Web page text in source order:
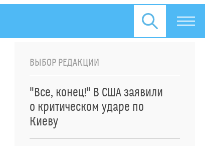
ВЫБОР РЕДАКЦИИ
"Все, конец!" В США заявили
о критическом ударе по
Киеву